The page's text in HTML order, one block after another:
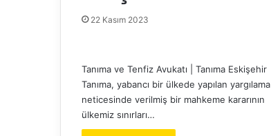
22 Kasım 2023
Tanıma ve Tenfiz Avukatı | Tanıma Eskişehir
Tanıma, yabancı bir ülkede yapılan yargılama
neticesinde verilmiş bir mahkeme kararının
ülkemiz sınırları…